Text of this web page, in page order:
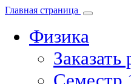
Главная страница
Физика